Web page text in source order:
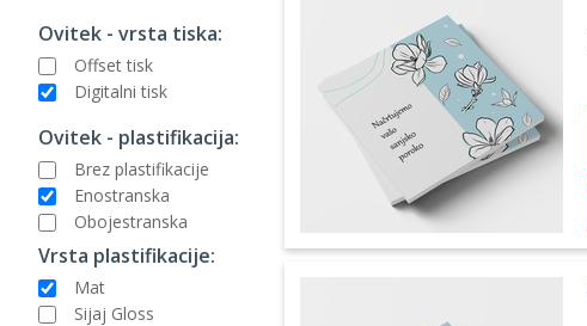
Ovitek - vrsta tiska:
Offset tisk
Digitalni tisk
Ovitek - plastifikacija:
Brez plastifikacije
Enostranska
Obojestranska
Vrsta plastifikacije:
Mat
Sijaj Gloss